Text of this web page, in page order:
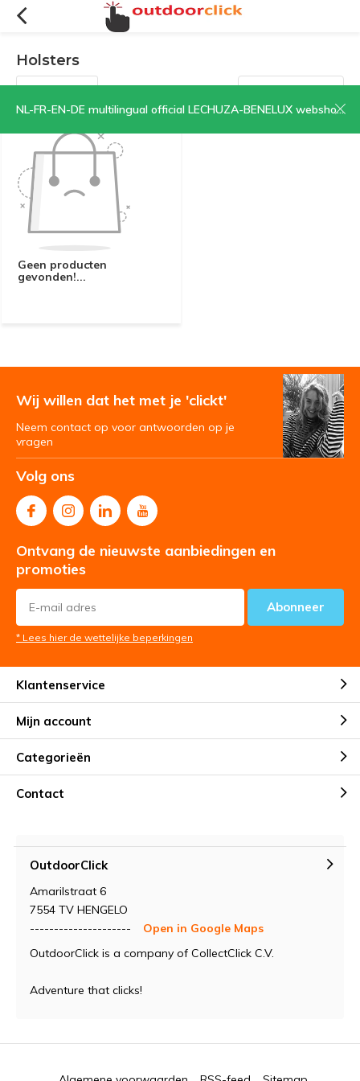
NL-FR-EN-DE multilingual official LECHUZA-BENELUX webshop | CLICK HERE NOW!
Holsters
Filters Sorteren op:
Geen producten
gevonden!...
Wij willen dat het met je 'clickt'
Neem contact op voor antwoorden op je
vragen
Volg ons
Ontvang de nieuwste aanbiedingen en
promoties
Abonneer
* Lees hier de wettelijke beperkingen
Klantenservice
Mijn account
Categorieën
Contact
OutdoorClick
Amarilstraat 6
7554 TV HENGELO
---------------------
Open in Google Maps
OutdoorClick is a company of CollectClick C.V.
Adventure that clicks!